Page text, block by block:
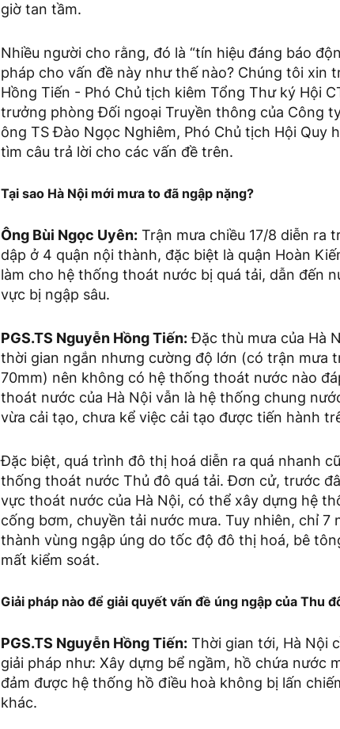
giờ tan tầm.
Nhiều người cho rằng, đó là “tín hiệu đáng báo
pháp cho vấn đề này như thế nào? Chúng tôi xin
Hồng Tiến - Phó Chủ tịch kiêm Tổng Thư ký Hội
trưởng phòng Đối ngoại Truyền thông của Công
ông TS Đào Ngọc Nghiêm, Phó Chủ tịch Hội Quy
tìm câu trả lời cho các vấn đề trên.
Tại sao Hà Nội mới mưa to đã ngập nặng?
Ông Bùi Ngọc Uyên: Trận mưa chiều 17/8 diễn ra
dập ở 4 quận nội thành, đặc biệt là quận Hoàn
làm cho hệ thống thoát nước bị quá tải, dẫn đến
vực bị ngập sâu.
PGS.TS Nguyễn Hồng Tiến:Đặc thù mưa của Hà
thời gian ngắn nhưng cường độ lớn (có trận mưa
70mm) nên không có hệ thống thoát nước nào
thoát nước của Hà Nội vẫn là hệ thống chung
vừa cải tạo, chưa kể việc cải tạo được tiến hành
Đặc biệt, quá trình đô thị hoá diễn ra quá nhanh
thống thoát nước Thủ đô quá tải. Đơn cử, trước
vực thoát nước của Hà Nội, có thể xây dựng hệ
cống bơm, chuyền tải nước mưa. Tuy nhiên, chỉ 7
thành vùng ngập úng do tốc độ đô thị hoá, bê
mất kiểm soát.
Giải pháp nào để giải quyết vấn đề úng ngập của Thu
PGS.TS Nguyễn Hồng Tiến: Thời gian tới, Hà Nội
giải pháp như: Xây dựng bể ngầm, hồ chứa nước
đảm được hệ thống hồ điều hoà không bị lấn
khác.